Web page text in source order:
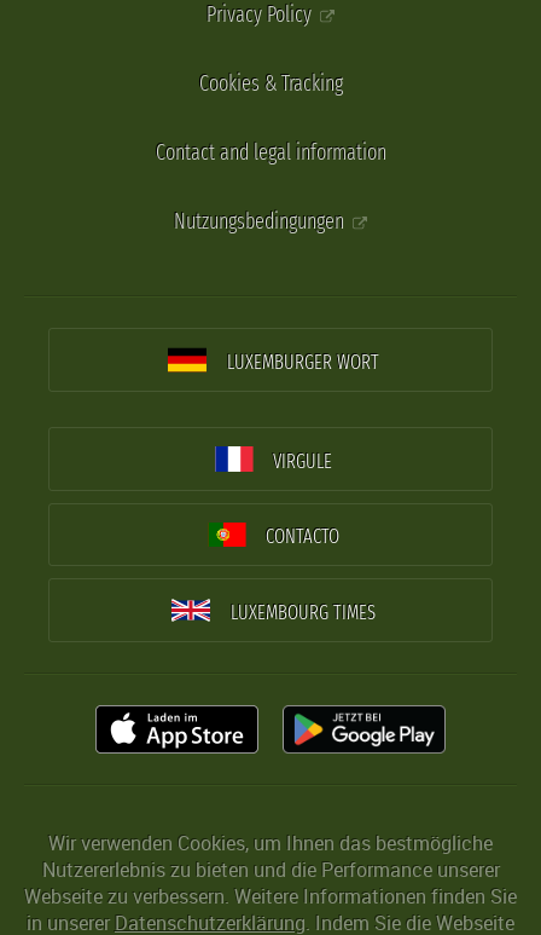
Privacy Policy
Cookies & Tracking
Contact and legal information
Nutzungsbedingungen
LUXEMBURGER WORT
VIRGULE
CONTACTO
LUXEMBOURG TIMES
Wir verwenden Cookies, um Ihnen das bestmögliche
Nutzererlebnis zu bieten und die Performance unserer
Webseite zu verbessern. Weitere Informationen finden Sie
in unserer Datenschutzerklärung. Indem Sie die Webseite